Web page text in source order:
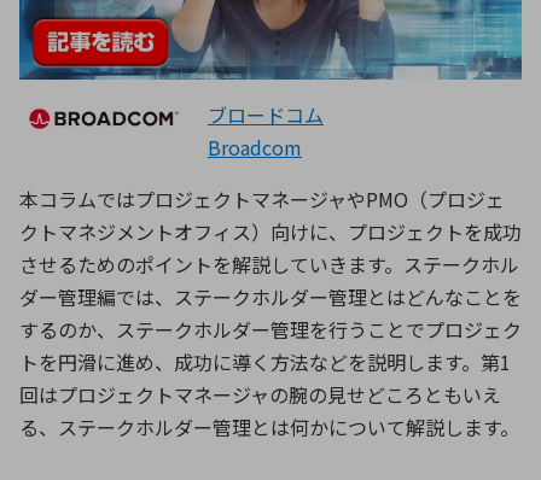
ブロードコム
Broadcom
本コラムではプロジェクトマネージャやPMO（プロジェ
クトマネジメントオフィス）向けに、プロジェクトを成功
させるためのポイントを解説していきます。ステークホル
ダー管理編では、ステークホルダー管理とはどんなことを
するのか、ステークホルダー管理を行うことでプロジェク
トを円滑に進め、成功に導く方法などを説明します。第1
回はプロジェクトマネージャの腕の見せどころともいえ
る、ステークホルダー管理とは何かについて解説します。